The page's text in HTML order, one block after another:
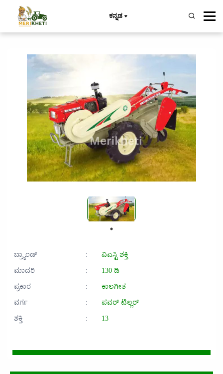
ಕನ್ನಡ
ಬ್ರ್ಯಾಂಡ್ :
ವಿಎಸ್ಟಿ ಶಕ್ತಿ
ಮಾದರಿ
:
130 ಡಿ
ಪ್ರಕಾರ
:
ಕಾಲಗೀತ
ವರ್ಗ
:
ಪವರ್ ಟಿಲ್ಲರ್
ಶಕ್ತಿ
: 13